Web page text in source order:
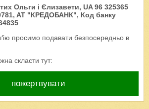
Ольги і Єлизавети, UA 96 325365
AT "КРЕДОБАНК", Код банку
просимо подавати безпосередньо в
скласти тут:
пожертвувати